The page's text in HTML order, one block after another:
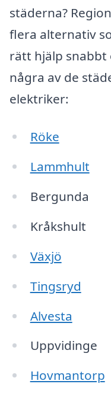
städerna?
flera alternativ
rätt hjälp snabbt
några av de
elektriker:
Röke
Lammhult
Bergunda
Kråkshult
Växjö
Tingsryd
Alvesta
Uppvidinge
Hovmantorp